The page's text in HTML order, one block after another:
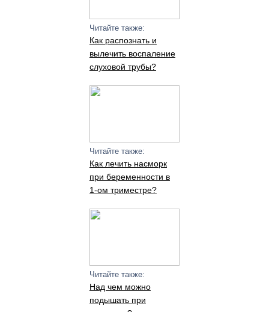
Читайте также:
Как распознать и
вылечить воспаление
слуховой трубы?
Читайте также:
Как лечить насморк
при беременности в
1-ом триместре?
Читайте также:
Над чем можно
подышать при